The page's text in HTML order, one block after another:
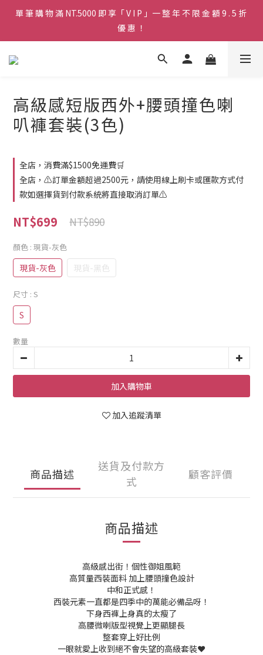
♡ 官 網 訂 單 滿 NT.1500 即 享 免 運 費 🚚💨 ♡
單 筆 購 物 滿 NT.5000 即 享「 V I P 」一 整 年 不 限 金 額 9 . 5 折
優 惠 ！
♡ 官 網 訂 單 滿 NT.1500 即 享 免 運 費 🚚💨 ♡
高級感短版西外+腰頭撞色喇
叭褲套裝(3色)
全店，消費滿$1500免運費🛒
全店，⚠️訂單金額超過2500元，請使用線上刷卡或匯款方式付
款如選擇貨到付款系統將直接取消訂單⚠️
NT$699 NT$890
顏色 : 現貨-灰色
現貨-灰色 現貨-黑色
尺寸 : S
S
數量
加入購物車
加入追蹤清單
商品描述
送貨及付款方
式
顧客評價
商品描述
高級感出街！個性御姐風範
高質量西裝面料 加上腰頭撞色設計
中和正式感！
西裝元素一直都是四季中的萬能必備品呀！
下身西褲上身真的太瘦了
高腰微喇版型視覺上更顯腿長
整套穿上好比例
一眼就愛上收到絕不會失望的高級套裝❤️